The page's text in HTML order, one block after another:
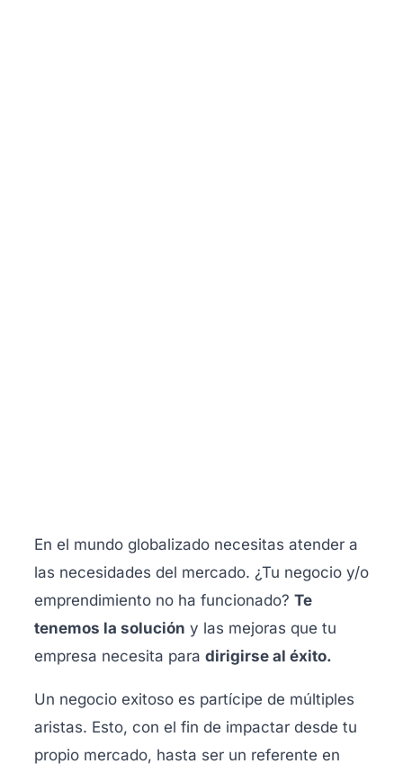
En el mundo globalizado necesitas atender a
las necesidades del mercado. ¿Tu negocio y/o
emprendimiento no ha funcionado? Te
tenemos la solución y las mejoras que tu
empresa necesita para dirigirse al éxito.
Un negocio exitoso es partícipe de múltiples
aristas. Esto, con el fin de impactar desde tu
propio mercado, hasta ser un referente en